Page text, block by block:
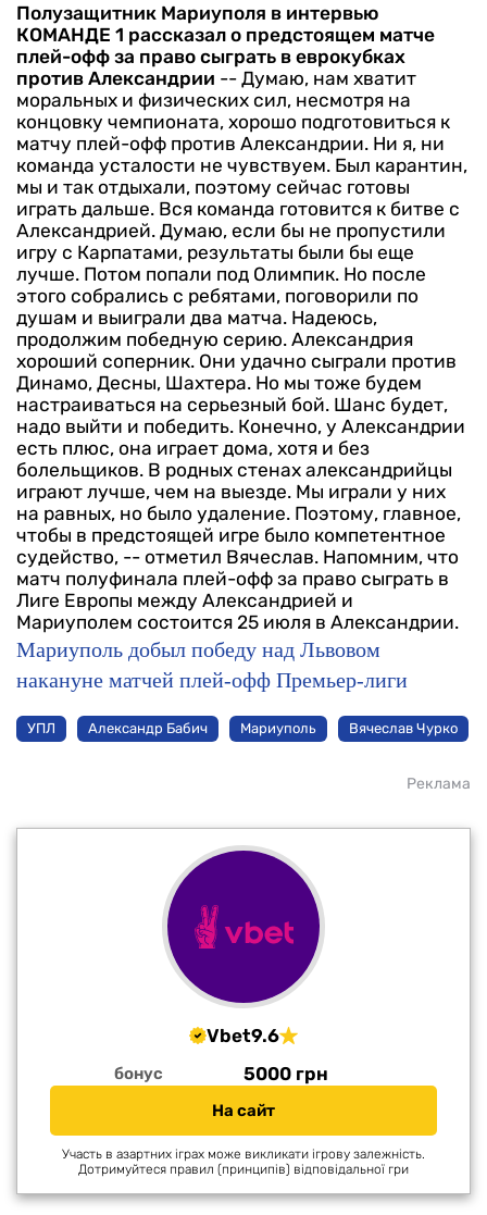
Полузащитник Мариуполя в интервью
КОМАНДЕ 1 рассказал о предстоящем матче
плей-офф за право сыграть в еврокубках
против Александрии -- Думаю, нам хватит
моральных и физических сил, несмотря на
концовку чемпионата, хорошо подготовиться к
матчу плей-офф против Александрии. Ни я, ни
команда усталости не чувствуем. Был карантин,
мы и так отдыхали, поэтому сейчас готовы
играть дальше. Вся команда готовится к битве с
Александрией. Думаю, если бы не пропустили
игру с Карпатами, результаты были бы еще
лучше. Потом попали под Олимпик. Но после
этого собрались с ребятами, поговорили по
душам и выиграли два матча. Надеюсь,
продолжим победную серию. Александрия
хороший соперник. Они удачно сыграли против
Динамо, Десны, Шахтера. Но мы тоже будем
настраиваться на серьезный бой. Шанс будет,
надо выйти и победить. Конечно, у Александрии
есть плюс, она играет дома, хотя и без
болельщиков. В родных стенах александрийцы
играют лучше, чем на выезде. Мы играли у них
на равных, но было удаление. Поэтому, главное,
чтобы в предстоящей игре было компетентное
судейство, -- отметил Вячеслав. Напомним, что
матч полуфинала плей-офф за право сыграть в
Лиге Европы между Александрией и
Мариуполем состоится 25 июля в Александрии.
Мариуполь добыл победу над Львовом
накануне матчей плей-офф Премьер-лиги
УПЛ Александр Бабич Мариуполь Вячеслав Чурко
Реклама
Vbet9.6
бонус 5000 грн
На сайт
Участь в азартних іграх може викликати ігрову залежність.
Дотримуйтеся правил (принципів) відповідальної гри